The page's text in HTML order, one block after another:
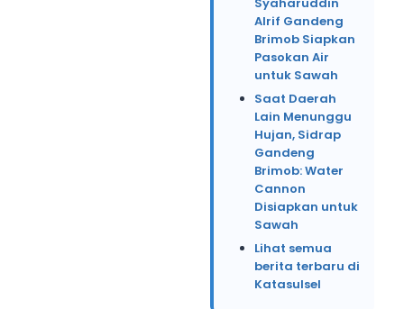
Syaharuddin
Alrif Gandeng
Brimob Siapkan
Pasokan Air
untuk Sawah
Saat Daerah
Lain Menunggu
Hujan, Sidrap
Gandeng
Brimob: Water
Cannon
Disiapkan untuk
Sawah
Lihat semua
berita terbaru di
Katasulsel